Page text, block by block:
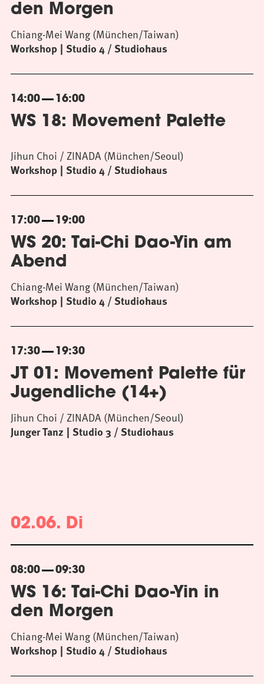
den Morgen
Workshop Studio 4 / Studiohaus
Chiang-Mei Wang (München/Taiwan)
14:00 16:00
WS 18: Movement Palette
Workshop Studio 4 / Studiohaus
Jihun Choi / ZINADA (München/Seoul)
17:00 19:00
WS 20: Tai-Chi Dao-Yin am
Abend
Workshop Studio 4 / Studiohaus
Chiang-Mei Wang (München/Taiwan)
17:30 19:30
JT 01: Movement Palette für
Jugendliche (14+)
Junger Tanz Studio 3 / Studiohaus
Jihun Choi / ZINADA (München/Seoul)
02.06. Di
08:00 09:30
WS 16: Tai-Chi Dao-Yin in
den Morgen
Workshop Studio 4 / Studiohaus
Chiang-Mei Wang (München/Taiwan)